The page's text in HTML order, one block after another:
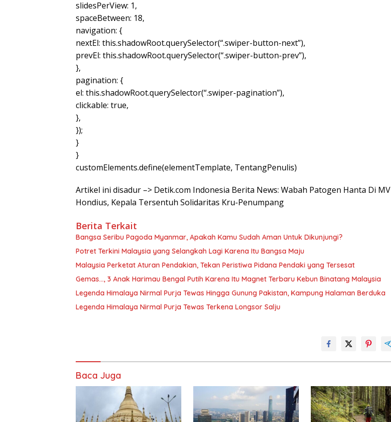
slidesPerView: 1,
spaceBetween: 18,
navigation: {
nextEl: this.shadowRoot.querySelector(“.swiper-button-next”),
prevEl: this.shadowRoot.querySelector(“.swiper-button-prev”),
},
pagination: {
el: this.shadowRoot.querySelector(“.swiper-pagination”),
clickable: true,
},
});
}
}
customElements.define(elementTemplate, TentangPenulis)
Artikel ini disadur –> Detik.com Indonesia Berita News: Wabah Patogen Hanta Di MV
Hondius, Kepala Tersentuh Solidaritas Kru-Penumpang
Berita Terkait
Bangsa Seribu Pagoda Myanmar, Apakah Kamu Sudah Aman Untuk Dikunjungi?
Potret Terkini Malaysia yang Selangkah Lagi Karena Itu Bangsa Maju
Malaysia Perketat Aturan Pendakian, Tekan Peristiwa Pidana Pendaki yang Tersesat
Gemas…, 3 Anak Harimau Bengal Putih Karena Itu Magnet Terbaru Kebun Binatang Malaysia
Legenda Himalaya Nirmal Purja Tewas Hingga Gunung Pakistan, Kampung Halaman Berduka
Legenda Himalaya Nirmal Purja Tewas Terkena Longsor Salju
Baca Juga